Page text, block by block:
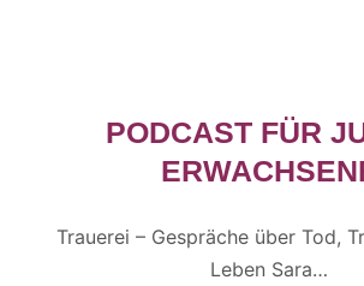
PODCAST FÜR
Trauerei – Gespräche über Tod,
Leben Sara…